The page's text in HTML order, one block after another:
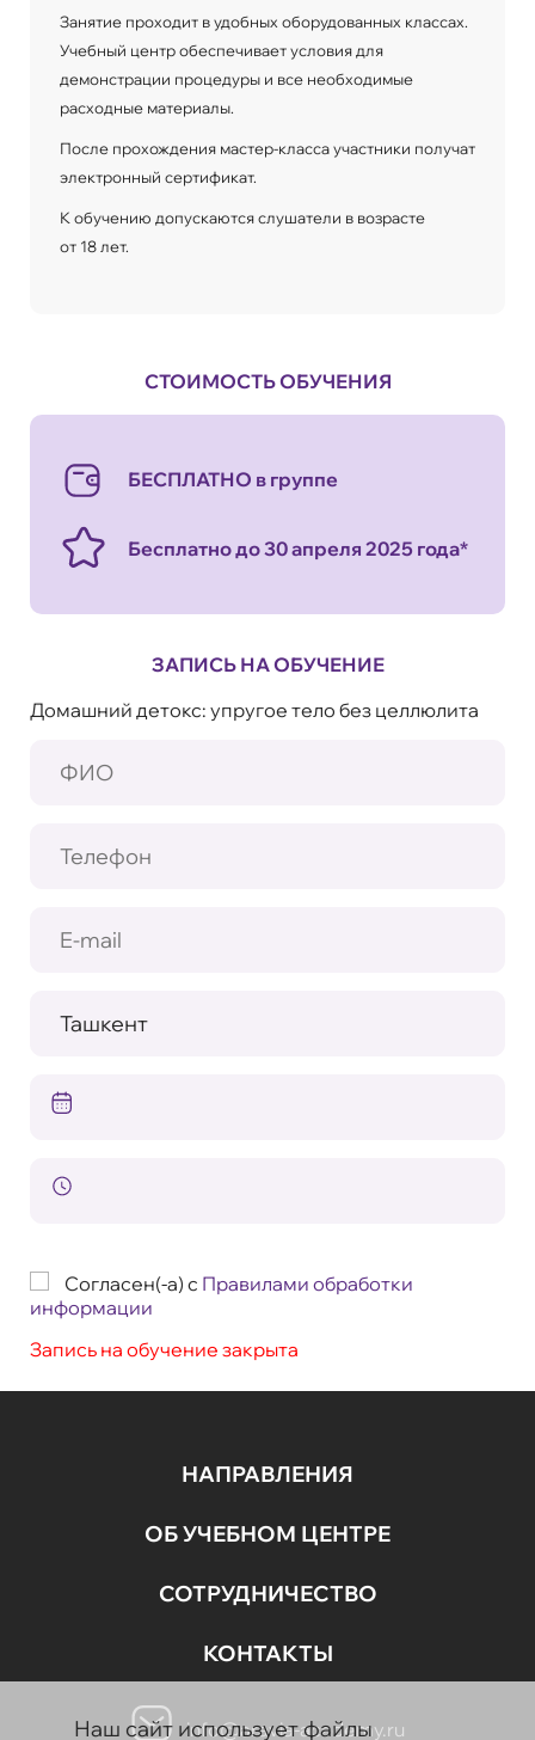
Занятие проходит в удобных оборудованных классах.
Учебный центр обеспечивает условия для
демонстрации процедуры и все необходимые
расходные материалы.
После прохождения мастер-класса участники получат
электронный сертификат.
К обучению допускаются слушатели в возрасте
от 18 лет.
СТОИМОСТЬ ОБУЧЕНИЯ
БЕСПЛАТНО в группе
Бесплатно до 30 апреля 2025 года*
ЗАПИСЬ НА ОБУЧЕНИЕ
Домашний детокс: упругое тело без целлюлита
Согласен(-а) с Правилами обработки
информации
Запись на обучение закрыта
НАПРАВЛЕНИЯ
ОБ УЧЕБНОМ ЦЕНТРЕ
СОТРУДНИЧЕСТВО
КОНТАКТЫ
info@aravia-academy.ru
Наш сайт использует файлы